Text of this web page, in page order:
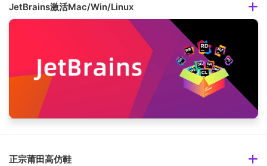
JetBrains激活Mac/Win/Linux
正宗莆田高仿鞋